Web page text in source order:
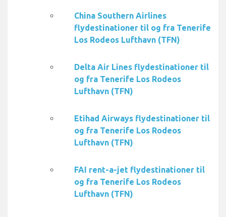
China Southern Airlines
flydestinationer til og fra Tenerife
Los Rodeos Lufthavn (TFN)
Delta Air Lines flydestinationer til
og fra Tenerife Los Rodeos
Lufthavn (TFN)
Etihad Airways flydestinationer til
og fra Tenerife Los Rodeos
Lufthavn (TFN)
FAI rent-a-jet flydestinationer til
og fra Tenerife Los Rodeos
Lufthavn (TFN)